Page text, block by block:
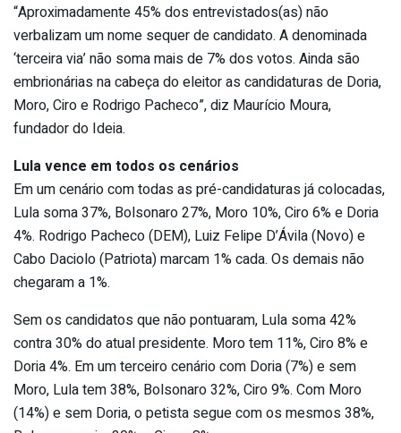
“Aproximadamente 45% dos entrevistados(as) não
verbalizam um nome sequer de candidato. A denominada
‘terceira via’ não soma mais de 7% dos votos. Ainda são
embrionárias na cabeça do eleitor as candidaturas de Doria,
Moro, Ciro e Rodrigo Pacheco”, diz Maurício Moura,
fundador do Ideia.
Lula vence em todos os cenários
Em um cenário com todas as pré-candidaturas já colocadas,
Lula soma 37%, Bolsonaro 27%, Moro 10%, Ciro 6% e Doria
4%. Rodrigo Pacheco (DEM), Luiz Felipe D’Ávila (Novo) e
Cabo Daciolo (Patriota) marcam 1% cada. Os demais não
chegaram a 1%.
Sem os candidatos que não pontuaram, Lula soma 42%
contra 30% do atual presidente. Moro tem 11%, Ciro 8% e
Doria 4%. Em um terceiro cenário com Doria (7%) e sem
Moro, Lula tem 38%, Bolsonaro 32%, Ciro 9%. Com Moro
(14%) e sem Doria, o petista segue com os mesmos 38%,